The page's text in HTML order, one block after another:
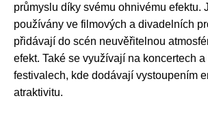
průmyslu díky svému ohnivému efektu.
používány ve filmových a divadelních
přidávají do scén neuvěřitelnou
efekt. Také se využívají na koncertech
festivalech, kde dodávají vystoupením
atraktivitu.